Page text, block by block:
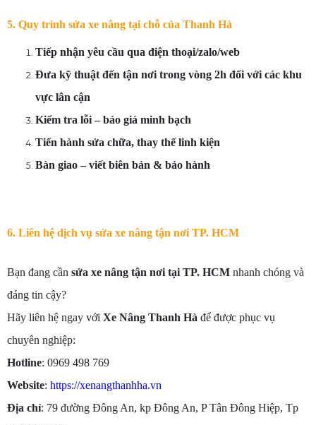
5. Quy trình sửa xe nâng tại chỗ của Thanh Hà
Tiếp nhận yêu cầu qua điện thoại/zalo/web
Đưa kỹ thuật đến tận nơi trong vòng 2h đối với các khu
vực lân cận
Kiểm tra lỗi – báo giá minh bạch
Tiến hành sửa chữa, thay thế linh kiện
Bàn giao – viết biên bản & bảo hành
6. Liên hệ dịch vụ sửa xe nâng tận nơi TP. HCM
Bạn đang cần sửa xe nâng tận nơi tại TP. HCM nhanh chóng và
đáng tin cậy?
Hãy liên hệ ngay với Xe Nâng Thanh Hà để được phục vụ
chuyên nghiệp:
Hotline: 0969 498 769
Website: https://xenangthanhha.vn
Địa chỉ: 79 đường Đông An, kp Đông An, P Tân Đông Hiệp, Tp